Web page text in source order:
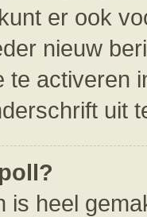
er ook
nieuw
te activeren
uit
is heel